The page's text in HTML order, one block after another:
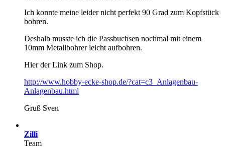
Ich konnte meine leider nicht perfekt 90 Grad zum Kopfstück
bohren.
Deshalb musste ich die Passbuchsen nochmal mit einem
10mm Metallbohrer leicht aufbohren.
Hier der Link zum Shop.
http://www.hobby-ecke-shop.de/?cat=c3_Anlagenbau-
Anlagenbau.html
Gruß Sven
Zilli
Team